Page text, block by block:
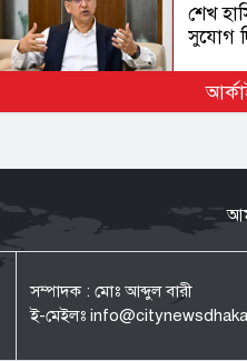
শেখ
সুযোগ
মারো না
তনু হত্যা
স্থগিত,
নির্দেশ
সম্পাদক : মোঃ আব্দুল বারী
ই-মেইলঃ